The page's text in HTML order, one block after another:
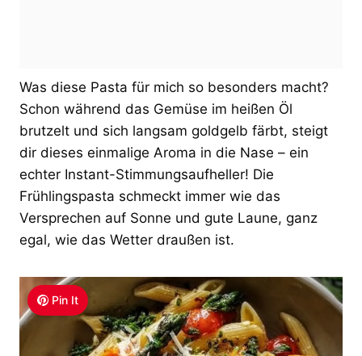
Was diese Pasta für mich so besonders macht?
Schon während das Gemüse im heißen Öl
brutzelt und sich langsam goldgelb färbt, steigt
dir dieses einmalige Aroma in die Nase – ein
echter Instant-Stimmungsaufheller! Die
Frühlingspasta schmeckt immer wie das
Versprechen auf Sonne und gute Laune, ganz
egal, wie das Wetter draußen ist.
Pin It